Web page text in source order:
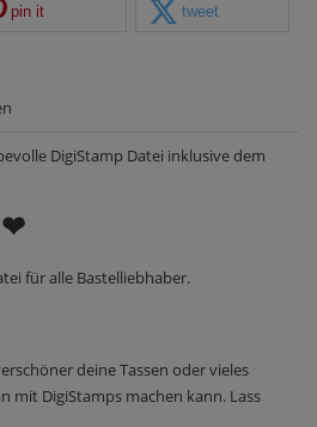
pin it tweet
DigiStamp Datei inklusive dem
❤
für alle Bastelliebhaber.
deine Tassen oder vieles
mit DigiStamps machen kann. Lass